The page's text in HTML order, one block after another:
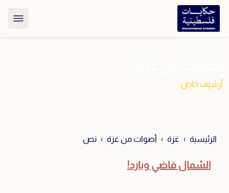
أرشيف خاص
الرئيسية غزة أصوات من غزة نص
الشمال فاضي وبارد!